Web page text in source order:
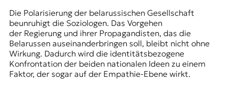
Die Polarisierung der belarussischen Gesellschaft
beunruhigt die Soziologen. Das Vorgehen
der Regierung und ihrer Propagandisten, das die
Belarussen auseinanderbringen soll, bleibt nicht ohne
Wirkung. Dadurch wird die identitätsbezogene
Konfrontation der beiden nationalen Ideen zu einem
Faktor, der sogar auf der Empathie-Ebene wirkt.